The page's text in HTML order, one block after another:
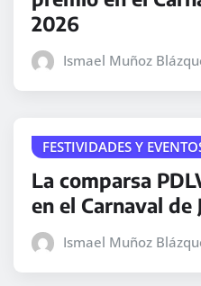
2026
Ismael Muñoz
FESTIVIDADES Y
La comparsa
en el Carnaval de
Ismael Muñoz